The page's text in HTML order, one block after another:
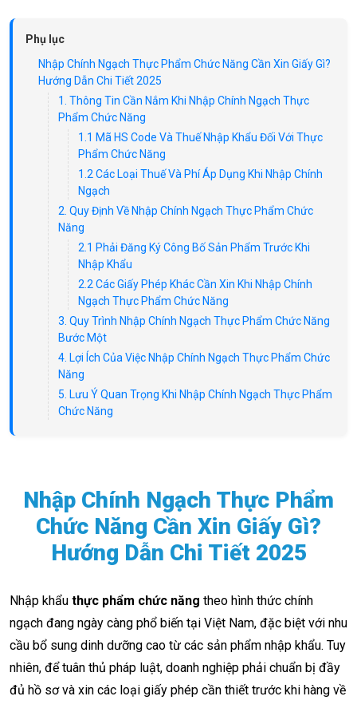
Phụ lục
Nhập Chính Ngạch Thực Phẩm Chức Năng Cần Xin Giấy Gì?
Hướng Dẫn Chi Tiết 2025
1. Thông Tin Cần Nắm Khi Nhập Chính Ngạch Thực
Phẩm Chức Năng
1.1 Mã HS Code Và Thuế Nhập Khẩu Đối Với Thực
Phẩm Chức Năng
1.2 Các Loại Thuế Và Phí Áp Dụng Khi Nhập Chính
Ngạch
2. Quy Định Về Nhập Chính Ngạch Thực Phẩm Chức
Năng
2.1 Phải Đăng Ký Công Bố Sản Phẩm Trước Khi
Nhập Khẩu
2.2 Các Giấy Phép Khác Cần Xin Khi Nhập Chính
Ngạch Thực Phẩm Chức Năng
3. Quy Trình Nhập Chính Ngạch Thực Phẩm Chức Năng
Bước Một
4. Lợi Ích Của Việc Nhập Chính Ngạch Thực Phẩm Chức
Năng
5. Lưu Ý Quan Trọng Khi Nhập Chính Ngạch Thực Phẩm
Chức Năng
Nhập Chính Ngạch Thực Phẩm
Chức Năng Cần Xin Giấy Gì?
Hướng Dẫn Chi Tiết 2025
Nhập khẩu thực phẩm chức năng theo hình thức chính
ngạch đang ngày càng phổ biến tại Việt Nam, đặc biệt với nhu
cầu bổ sung dinh dưỡng cao từ các sản phẩm nhập khẩu. Tuy
nhiên, để tuân thủ pháp luật, doanh nghiệp phải chuẩn bị đầy
đủ hồ sơ và xin các loại giấy phép cần thiết trước khi hàng về